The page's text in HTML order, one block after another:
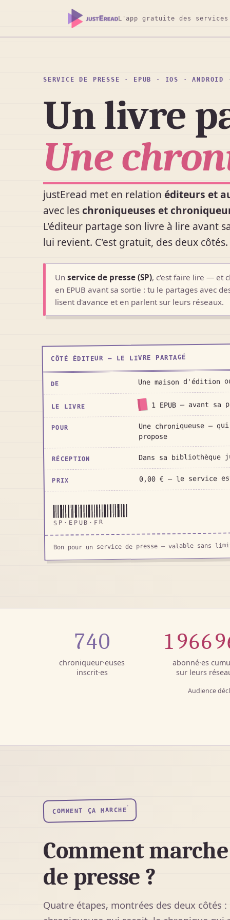
L'app gratuite des services
SERVICE DE PRESSE · EPUB · IOS · ANDROID
Un livre
Une
justEread met en relation éditeurs et
avec leschroniqueuses et
L'éditeur partage son livre à lire avant
lui revient. C'est gratuit, des deux côtés.
Un service de presse (SP), c'est faire lire — et
en EPUB avant sa sortie : tu le partages avec
lisent d'avance et en parlent sur leurs réseaux.
CÔTÉ ÉDITEUR — LE LIVRE PARTAGÉ
DE Une maison d'édition
LE LIVRE 1 EPUB — avant sa
POUR Une chroniqueuse —
propose
RÉCEPTION Dans sa bibliothèque
PRIX 0,00 € — le service
SP·EPUB·FR
Bon pour un service de presse — valable sans
740
chroniqueur·euses
inscrit·es
1 966
abonné·es
sur leurs
Audience
COMMENT ÇA MARCHE
Comment
de presse ?
Quatre étapes, montrées des deux côtés